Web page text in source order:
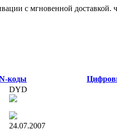
с мгновенной доставкой.
коды
DYD
24.07.2007